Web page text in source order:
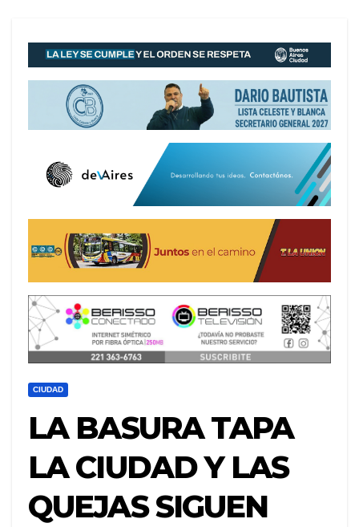
CIUDAD
LA BASURA TAPA
LA CIUDAD Y LAS
QUEJAS SIGUEN